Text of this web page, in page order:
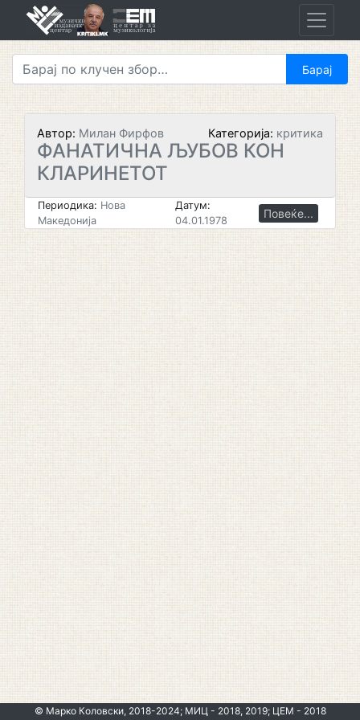
Автор: Милан Фирфов Категорија: критика
ФАНАТИЧНА ЉУБОВ КОН
КЛАРИНЕТОТ
Периодика: Нова
Македонија
Датум:
04.01.1978
Повеќе...
© Марко Коловски, 2018-2024; МИЦ - 2018, 2019; ЦЕМ - 2018